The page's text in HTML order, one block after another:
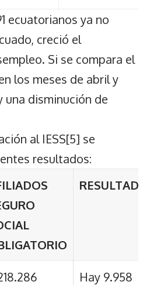
ecuatorianos ya no
creció el
Si se compara el
los meses de abril y
una disminución de
al IESS[5] se
resultados:
RESULTADO
Hay 9.958